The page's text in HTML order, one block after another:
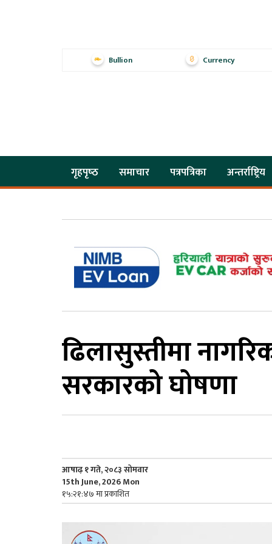
Bullion Currency
गृहपृष्‍ठ समाचार पत्रपत्रिका अन्तर्राष्ट्रिय
ढिलासुस्तीमा
सरकारको घोषणा
आषाढ़ १ गते, २०८३ सोमवार
15th June, 2026 Mon
१५:२१:४७ मा प्रकाशित